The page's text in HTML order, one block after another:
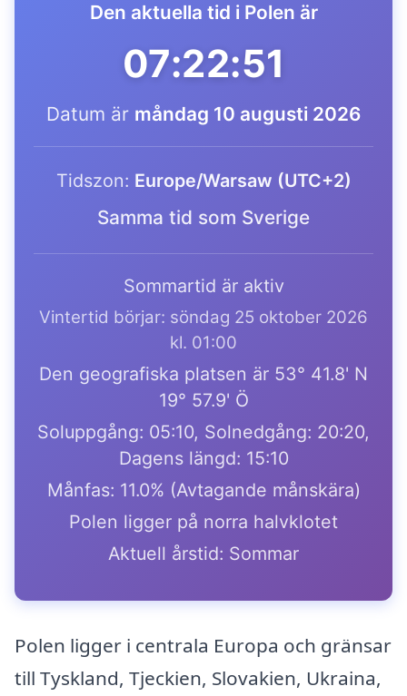
Den aktuella tid i Polen är
07:22:51
Datum är måndag 10 augusti 2026
Tidszon: Europe/Warsaw (UTC+2)
Samma tid som Sverige
Sommartid är aktiv
Vintertid börjar: söndag 25 oktober 2026
kl. 01:00
Den geografiska platsen är 53° 41.8' N
19° 57.9' Ö
Soluppgång: 05:10, Solnedgång: 20:20,
Dagens längd: 15:10
Månfas: 11.0% (Avtagande månskära)
Polen ligger på norra halvklotet
Aktuell årstid: Sommar
Polen ligger i centrala Europa och gränsar
till Tyskland, Tjeckien, Slovakien, Ukraina,